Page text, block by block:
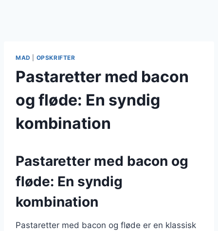
MAD OPSKRIFTER
Pastaretter med bacon
og fløde: En syndig
kombination
Pastaretter med bacon og
fløde: En syndig
kombination
Pastaretter med bacon og fløde er en klassisk